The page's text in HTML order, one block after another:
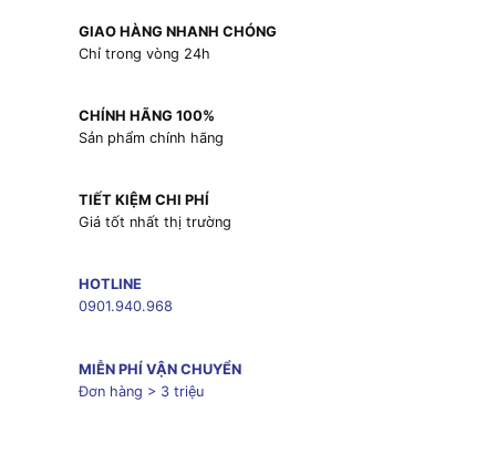
GIAO HÀNG NHANH CHÓNG
Chỉ trong vòng 24h
CHÍNH HÃNG 100%
Sản phẩm chính hãng
TIẾT KIỆM CHI PHÍ
Giá tốt nhất thị trường
HOTLINE
0901.940.968
MIỄN PHÍ VẬN CHUYỂN
Đơn hàng > 3 triệu